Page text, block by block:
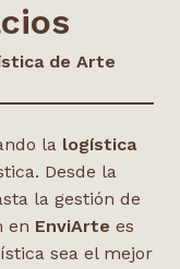
de Arte
la logística
Desde la
la gestión de
en EnviArte es
sea el mejor